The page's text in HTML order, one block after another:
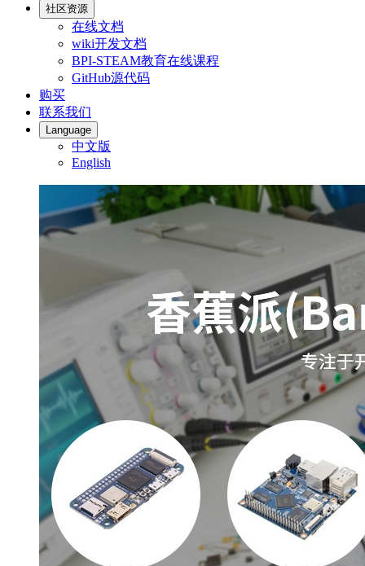
社区资源
在线文档
wiki开发文档
BPI-STEAM教育在线课程
GitHub源代码
购买
联系我们
Language
中文版
English